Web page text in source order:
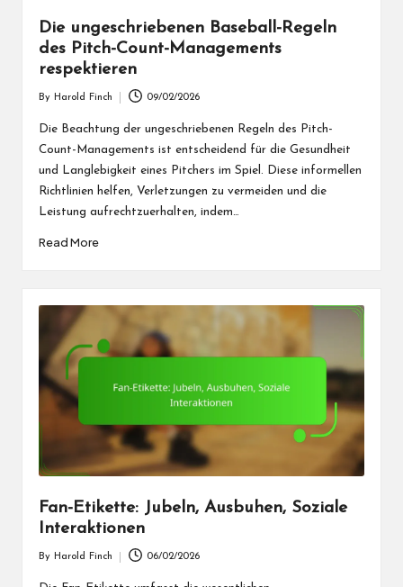
Die ungeschriebenen Baseball-Regeln
des Pitch-Count-Managements
respektieren
by
By Harold Finch 09/02/2026
Die Beachtung der ungeschriebenen Regeln des Pitch-
Count-Managements ist entscheidend für die Gesundheit
und Langlebigkeit eines Pitchers im Spiel. Diese informellen
Richtlinien helfen, Verletzungen zu vermeiden und die
Leistung aufrechtzuerhalten, indem…
Read More
Fan-Etikette: Jubeln, Ausbuhen, Soziale
Interaktionen
by
By Harold Finch 06/02/2026